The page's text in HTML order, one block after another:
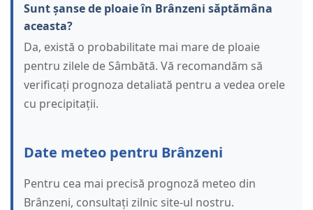
Sunt șanse de ploaie în Brânzeni săptămâna
aceasta?
Da, există o probabilitate mai mare de ploaie
pentru zilele de Sâmbătă. Vă recomandăm să
verificați prognoza detaliată pentru a vedea orele
cu precipitații.
Date meteo pentru Brânzeni
Pentru cea mai precisă prognoză meteo din
Brânzeni, consultați zilnic site-ul nostru.